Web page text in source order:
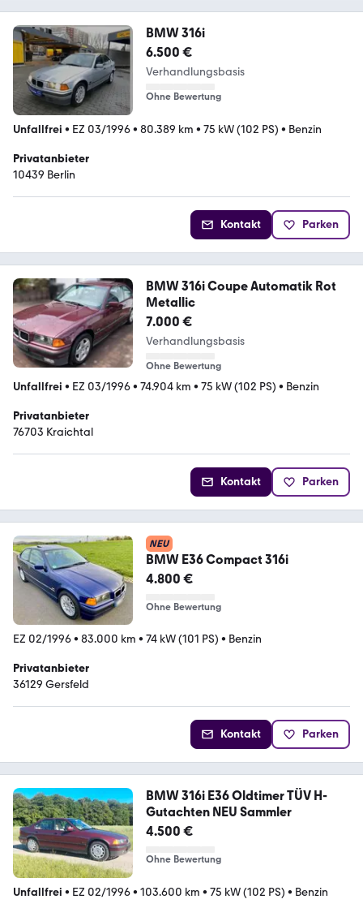
BMW 316i
6.500 €
Verhandlungsbasis
Ohne Bewertung
Unfallfrei • EZ 03/1996• 80.389 km • 75 kW (102 PS) • Benzin
Privatanbieter
10439 Berlin
Kontakt Parken
BMW 316i Coupe Automatik Rot
Metallic
7.000 €
Verhandlungsbasis
Ohne Bewertung
Unfallfrei • EZ 03/1996• 74.904 km • 75 kW (102 PS) • Benzin
Privatanbieter
76703 Kraichtal
Kontakt Parken
NEU
BMW E36 Compact 316i
4.800 €
Ohne Bewertung
EZ 02/1996• 83.000 km • 74 kW (101 PS) • Benzin
Privatanbieter
36129 Gersfeld
Kontakt Parken
BMW 316i E36 Oldtimer TÜV H-
Gutachten NEU Sammler
4.500 €
Ohne Bewertung
Unfallfrei • EZ 02/1996• 103.600 km • 75 kW (102 PS) • Benzin